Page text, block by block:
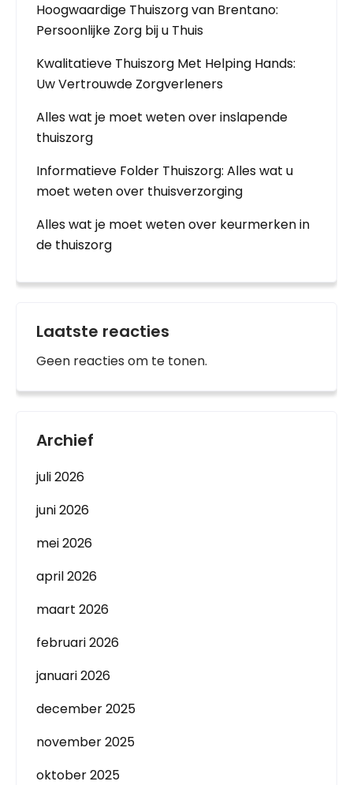
Hoogwaardige Thuiszorg van Brentano:
Persoonlijke Zorg bij u Thuis
Kwalitatieve Thuiszorg Met Helping Hands:
Uw Vertrouwde Zorgverleners
Alles wat je moet weten over inslapende
thuiszorg
Informatieve Folder Thuiszorg: Alles wat u
moet weten over thuisverzorging
Alles wat je moet weten over keurmerken in
de thuiszorg
Laatste reacties
Geen reacties om te tonen.
Archief
juli 2026
juni 2026
mei 2026
april 2026
maart 2026
februari 2026
januari 2026
december 2025
november 2025
oktober 2025